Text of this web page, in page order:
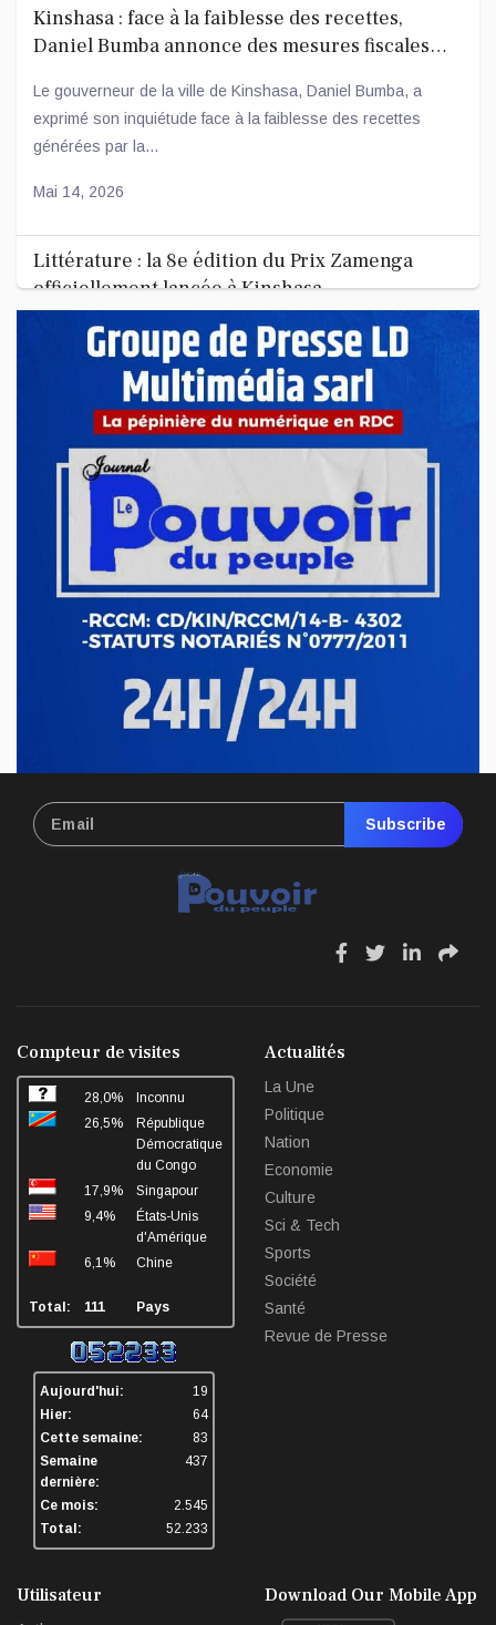
Kinshasa : face à la faiblesse des recettes,
Daniel Bumba annonce des mesures fiscales
Le gouverneur de la ville de Kinshasa, Daniel Bumba, a
exprimé son inquiétude face à la faiblesse des recettes
générées par la...
Mai 14, 2026
Littérature : la 8e édition du Prix Zamenga
officiellement lancée à Kinshasa
La 8e édition du concours littéraire « Prix Zamenga » a été
officiellement lancée ce mercredi 13 mai à Kinshasa, à
Mai 13, 2026
Nord-Kivu : le député Crispin Mbindule dans le
collimateur de l’ANR
Le député national Crispin Mbindule, également président du
conseil d’administration du Cadastre minier, fait l’objet d’un...
Mai 13, 2026
Subscribe
fa
fa
fa
fa
Compteur de visites
28,0%
Inconnu
26,5%
République
Démocratique
du Congo
17,9%
Singapour
9,4%
États-Unis
d'Amérique
6,1%
Chine
Total: 111 Pays
Aujourd'hui:
19
Hier:
64
Cette semaine:
83
Semaine
dernière:
437
Ce mois:
2.545
Total:
52.233
Actualités
La Une
Politique
Nation
Economie
Culture
Sci & Tech
Sports
Société
Santé
Revue de Presse
Utilisateur Download Our Mobile App